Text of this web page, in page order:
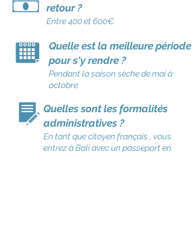
Quelle est la meilleure période
pour s'y rendre ?
Pendant la saison sèche de mai à
octobre.
Quelles sont les formalités
administratives ?
En tant que citoyen français , vous
entrez à Bali avec un passeport en
retour ?
Entre 400 et 600€.